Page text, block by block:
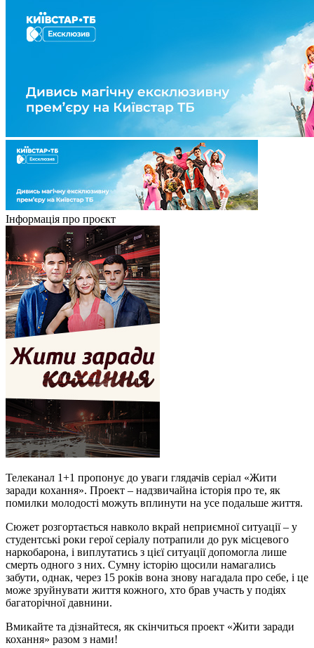
Інформація про проєкт
Телеканал 1+1 пропонує до уваги глядачів серіал «Жити
заради кохання». Проект – надзвичайна історія про те, як
помилки молодості можуть вплинути на усе подальше життя.
Сюжет розгортається навколо вкрай неприємної ситуації – у
студентські роки герої серіалу потрапили до рук місцевого
наркобарона, і виплутатись з цієї ситуації допомогла лише
смерть одного з них. Сумну історію щосили намагались
забути, однак, через 15 років вона знову нагадала про себе, і це
може зруйнувати життя кожного, хто брав участь у подіях
багаторічної давнини.
Вмикайте та дізнайтеся, як скінчиться проект «Жити заради
кохання» разом з нами!